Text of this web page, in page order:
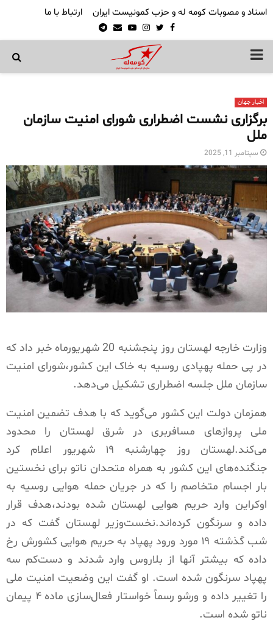
اسناد و مصوبات کومه له و حزب کمونیست ایران ارتباط با ما
Facebook
Twitter
Instagram
Youtube
Email
Telegram
PRIMARY
اخبار جهان
برگزاری نشست اضطراری شورای امنیت سازمان
ملل
سپتامبر 11, 2025
وزارت خارجه لهستان روز پنجشنبه 20 شهریورماه خبر داد که
در پی حمله پهپادی روسیه به خاک این کشور،شورای امنیت
سازمان ملل جلسه اضطراری تشکیل می‌دهد.
همزمان دولت این کشور می‌گوید که با هدف تضمین امنیت
ملی پروازهای مسافربری در شرق لهستان را محدود
می‌کند.لهستان روز چهارشنبه ۱۹ شهریور اعلام کرد
جنگنده‌های این کشور به همراه متحدان ناتو برای نخستین
بار اجسام متخاصم را که در جریان حمله هوایی روسیه به
اوکراین وارد حریم هوایی لهستان شده بودند،هدف قرار
داده و سرنگون کرده‌اند.نخست‌وزیر لهستان گفت که در
شب گذشته ۱۹ مورد ورود پهپاد به حریم هوایی کشورش رخ
داده که بیشتر آنها از بلاروس وارد شدند و دست‌کم سه
پهپاد سرنگون شده است. او گفت این وضعیت امنیت ملی
را تغییر داده و ورشو رسماً خواستار فعال‌سازی ماده ۴ پیمان
ناتو شده است.